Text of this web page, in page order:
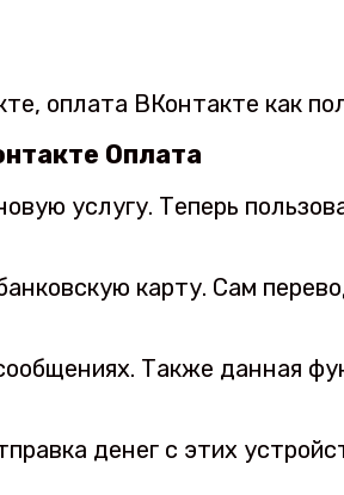
оплата ВКонтакте как
Оплата
услугу. Теперь
карту. Сам
Также данная
денег с этих